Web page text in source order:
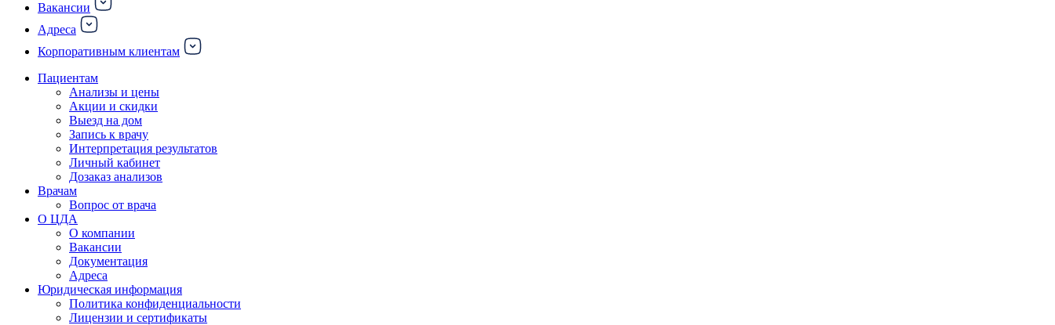
Вакансии
Адреса
Корпоративным клиентам
Пациентам
Анализы и цены
Акции и скидки
Выезд на дом
Запись к врачу
Интерпретация результатов
Личный кабинет
Дозаказ анализов
Врачам
Вопрос от врача
О ЦДА
О компании
Вакансии
Документация
Адреса
Юридическая информация
Политика конфиденциальности
Лицензии и сертификаты